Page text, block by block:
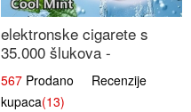
elektronske cigarete s
35.000 šlukova -
Osježavajući Mentol |
Čista i Svježa Okus
567 Prodano Recenzije
kupaca(13)